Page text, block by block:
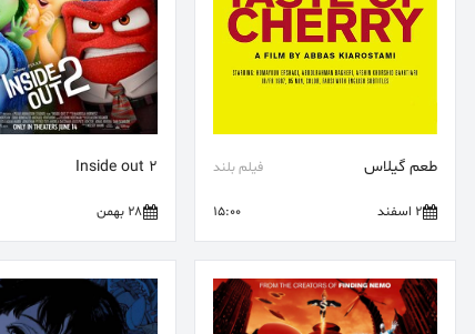
طعم گیلاس فیلم بلند
2 اسفند 15:00
Inside out 2
28 بهمن